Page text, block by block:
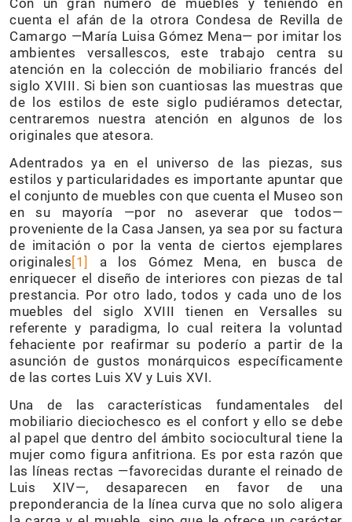
cuenta el afán de la otrora Condesa de Revilla de
Camargo —María Luisa Gómez Mena— por imitar los
ambientes versallescos, este trabajo centra su
atención en la colección de mobiliario francés del
siglo XVIII. Si bien son cuantiosas las muestras que
de los estilos de este siglo pudiéramos detectar,
centraremos nuestra atención en algunos de los
originales que atesora.
Adentrados ya en el universo de las piezas, sus
estilos y particularidades es importante apuntar que
el conjunto de muebles con que cuenta el Museo son
en su mayoría —por no aseverar que todos—
proveniente de la Casa Jansen, ya sea por su factura
de imitación o por la venta de ciertos ejemplares
originales[1]
a los Gómez Mena, en busca de
enriquecer el diseño de interiores con piezas de tal
prestancia. Por otro lado, todos y cada uno de los
muebles del siglo XVIII tienen en Versalles su
referente y paradigma, lo cual reitera la voluntad
fehaciente por reafirmar su poderío a partir de la
asunción de gustos monárquicos específicamente
de las cortes Luis XV y Luis XVI.
Una de las características fundamentales del
mobiliario dieciochesco es el confort y ello se debe
al papel que dentro del ámbito sociocultural tiene la
mujer como figura anfitriona. Es por esta razón que
las líneas rectas —favorecidas durante el reinado de
Luis XIV—, desaparecen en favor de una
preponderancia de la línea curva que no solo aligera